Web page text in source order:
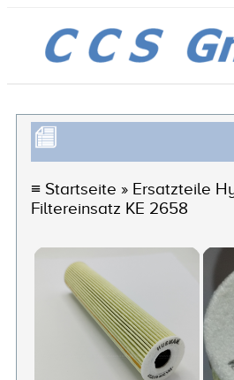
≡ Startseite » Ersatzteile
Filtereinsatz KE 2658